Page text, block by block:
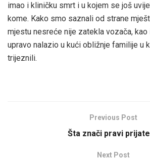
imao i kliničku smrt i u kojem se još
kome. Kako smo saznali od strane
mjestu nesreće nije zatekla vozača,
upravo nalazio u kući obližnje familije u
trijeznili.
Previous Post
Šta znači pravi
Next Post